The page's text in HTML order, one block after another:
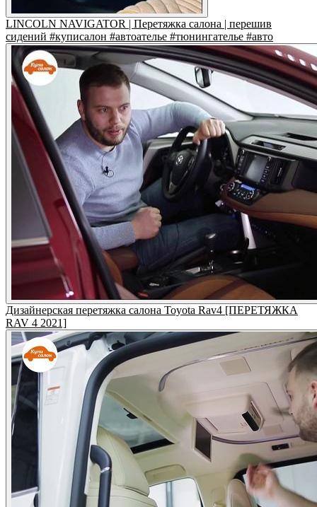
LINCOLN NAVIGATOR | Перетяжка салона | перешив
сидений #куписалон #автоателье #тюнингателье #авто
Дизайнерская перетяжка салона Toyota Rav4 [ПЕРЕТЯЖКА
RAV 4 2021]